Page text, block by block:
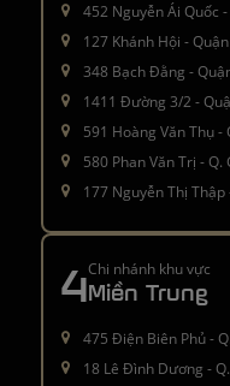
452 Nguyễn Ái Quốc
127 Khánh Hội -
348 Bạch Đằng -
1411 Đường 3/2 -
591 Hoàng Văn Thụ -
580 Phan Văn Trị - Q.
177 Nguyễn Thị Thập
4Chi nhánh khu vực
Miền Trung
475 Điện Biên Phủ -
18 Lê Đình Dương -